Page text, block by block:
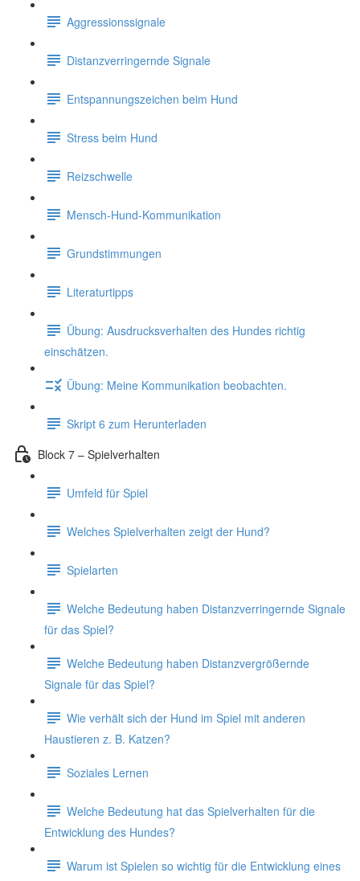
Aggressionssignale
Distanzverringernde Signale
Entspannungszeichen beim Hund
Stress beim Hund
Reizschwelle
Mensch-Hund-Kommunikation
Grundstimmungen
Literaturtipps
Übung: Ausdrucksverhalten des Hundes richtig
einschätzen.
Übung: Meine Kommunikation beobachten.
Skript 6 zum Herunterladen
Block 7 – Spielverhalten
Umfeld für Spiel
Welches Spielverhalten zeigt der Hund?
Spielarten
Welche Bedeutung haben Distanzverringernde Signale
für das Spiel?
Welche Bedeutung haben Distanzvergrößernde
Signale für das Spiel?
Wie verhält sich der Hund im Spiel mit anderen
Haustieren z. B. Katzen?
Soziales Lernen
Welche Bedeutung hat das Spielverhalten für die
Entwicklung des Hundes?
Warum ist Spielen so wichtig für die Entwicklung eines